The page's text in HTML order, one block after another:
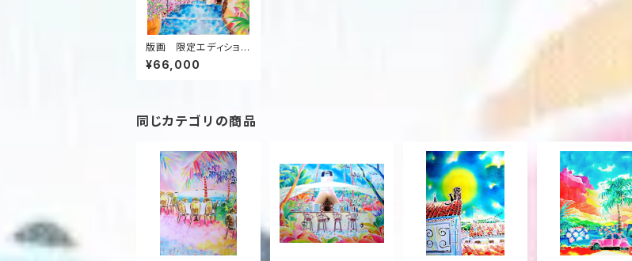
版画 限定エディション
（ミストグラフ） ”地中
海の風”
¥66,000
同じカテゴリの商品